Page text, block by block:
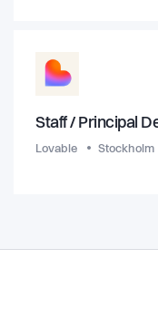
Staff / Principal
Lovable Stockholm